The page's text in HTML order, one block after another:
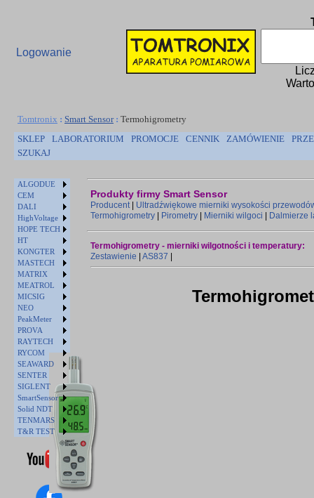
Logowanie
Tomtronix : Smart Sensor: Termohigrometry
SKLEP
LABORATORIUM PROMOCJE CENNIK ZAMÓWIENIE
SZUKAJ
ALGODUE
CEM
DALI
HighVoltage
HOPE TECH
HT
KONGTER
MASTECH
MATRIX
MEATROL
MICSIG
NEO
PeakMeter
PROVA
RAYTECH
RYCOM
SEAWARD
SENTER
SIGLENT
SmartSensor
Solid NDT
TENMARS
T&R TEST
Produkty firmy Smart Sensor
Producent| Ultradźwiękowe mierniki wysokości
Termohigrometry
Pirometry Mierniki wilgoci Dalmierze
Termohigrometry - mierniki wilgotności i temperatury:
Zestawienie
AS837